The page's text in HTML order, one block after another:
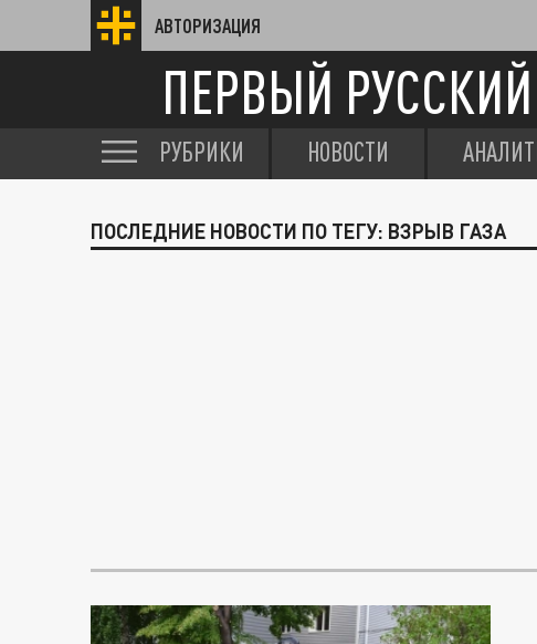
АВТОРИЗАЦИЯ
ПЕРВЫЙ РУССКИЙ
РУБРИКИ НОВОСТИ
ПОСЛЕДНИЕ НОВОСТИ ПО ТЕГУ: ВЗРЫВ ГАЗА